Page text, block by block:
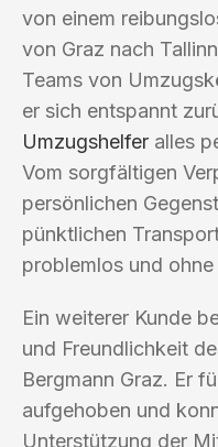
von einem
von Graz nach
Teams von
er sich entspannt
Umzugshelfer alles
Vom sorgfältigen
persönlichen
pünktlichen
problemlos und ohne
Ein weiterer Kunde
und Freundlichkeit
Bergmann Graz. Er
aufgehoben und
Unterstützung der